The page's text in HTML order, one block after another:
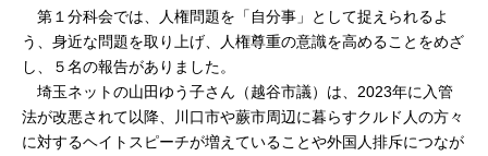
第１分科会では、人権問題を「自分事」として捉えられるよ
う、身近な問題を取り上げ、人権尊重の意識を高めることをめざ
し、５名の報告がありました。
埼玉ネットの山田ゆう子さん（越谷市議）は、2023年に入管
法が改悪されて以降、川口市や蕨市周辺に暮らすクルド人の方々
に対するヘイトスピーチが増えていることや外国人排斥につなが